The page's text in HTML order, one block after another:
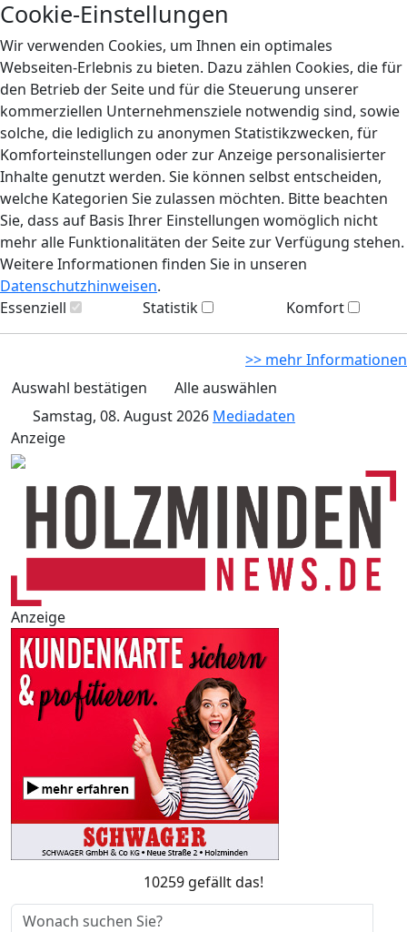
Cookie-Einstellungen
Wir verwenden Cookies, um Ihnen ein optimales
Webseiten-Erlebnis zu bieten. Dazu zählen Cookies, die für
den Betrieb der Seite und für die Steuerung unserer
kommerziellen Unternehmensziele notwendig sind, sowie
solche, die lediglich zu anonymen Statistikzwecken, für
Komforteinstellungen oder zur Anzeige personalisierter
Inhalte genutzt werden. Sie können selbst entscheiden,
welche Kategorien Sie zulassen möchten. Bitte beachten
Sie, dass auf Basis Ihrer Einstellungen womöglich nicht
mehr alle Funktionalitäten der Seite zur Verfügung stehen.
Weitere Informationen finden Sie in unseren
Datenschutzhinweisen.
Essenziell
Statistik Komfort
>> mehr Informationen
Auswahl bestätigen
Alle auswählen
Samstag, 08. August 2026 Mediadaten
Anzeige
Anzeige
10259 gefällt das!